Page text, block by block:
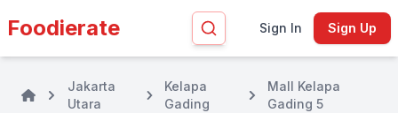
Foodierate Sign In Sign Up
Jakarta
Utara
Kelapa
Gading
Mall Kelapa
Gading 5